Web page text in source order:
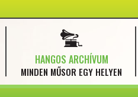
HANGOS ARCHÍVUM
MINDEN MŰSOR EGY HELYEN